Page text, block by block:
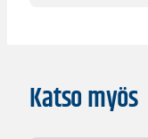
Katso myös